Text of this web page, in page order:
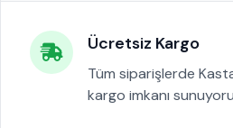
Ücretsiz Kargo
Tüm siparişlerde
kargo imkanı